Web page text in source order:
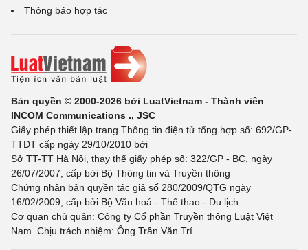
Thông báo hợp tác
Bản quyền © 2000-2026 bởi LuatVietnam - Thành viên
INCOM Communications ., JSC
Giấy phép thiết lập trang Thông tin điện tử tổng hợp số: 692/GP-
TTĐT cấp ngày 29/10/2010 bởi
Sở TT-TT Hà Nội, thay thế giấy phép số: 322/GP - BC, ngày
26/07/2007, cấp bởi Bộ Thông tin và Truyền thông
Chứng nhận bản quyền tác giả số 280/2009/QTG ngày
16/02/2009, cấp bởi Bộ Văn hoá - Thể thao - Du lịch
Cơ quan chủ quản: Công ty Cổ phần Truyền thông Luật Việt
Nam. Chịu trách nhiệm: Ông Trần Văn Trí